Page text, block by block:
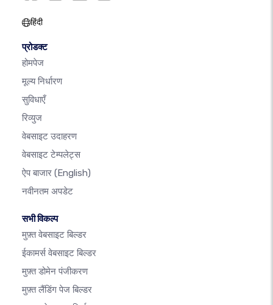
हिंदी
प्रोडक्ट
होमपेज
मूल्य निर्धारण
सुविधाएँ
रिव्युज
वेबसाइट उदाहरण
वेबसाइट टेम्पलेट्स
ऐप बाजार (English)
नवीनतम अपडेट
सभी विकल्प
मुफ़्त वेबसाइट बिल्डर
ईकामर्स वेबसाइट बिल्डर
मुफ़्त डोमेन पंजीकरण
मुफ़्त लैंडिंग पेज बिल्डर